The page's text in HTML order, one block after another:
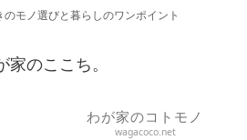
モノ選びと暮らしのワンポイント
家のここち。
わが家のコトモノ
wagacoco.net